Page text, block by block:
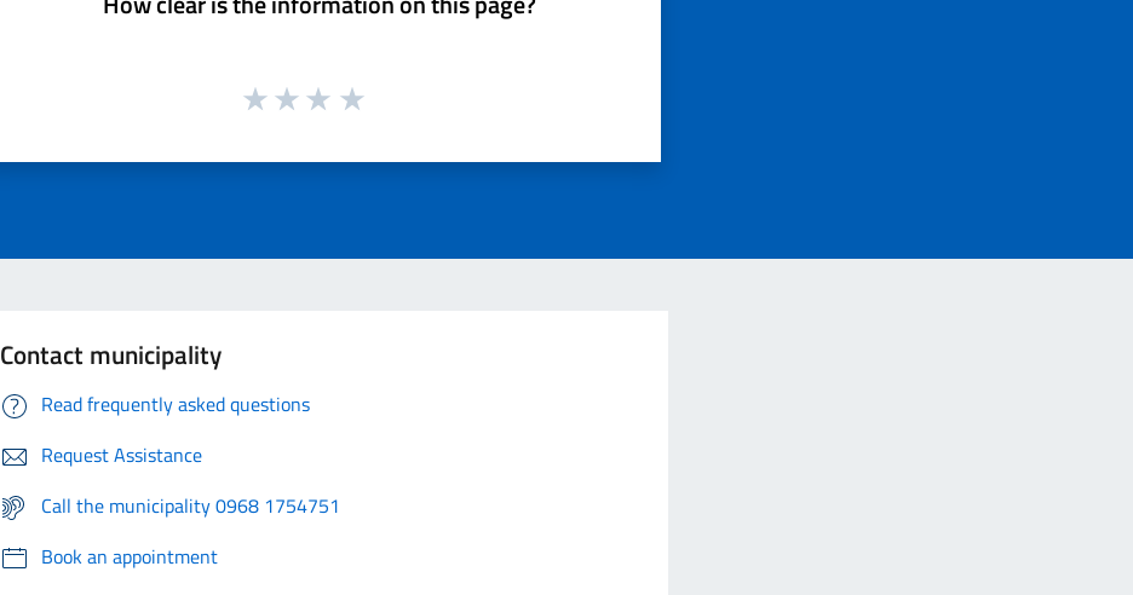
Contact municipality
Read frequently asked questions
Request Assistance
Call the municipality 0968 1754751
Book an appointment